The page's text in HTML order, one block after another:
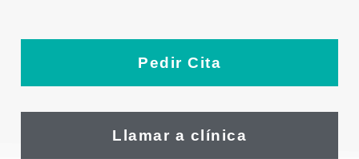
Pedir Cita
Llamar a clínica